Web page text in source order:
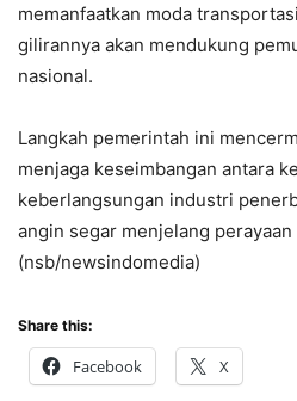
memanfaatkan moda
gilirannya akan mendukung
nasional.
Langkah pemerintah ini
menjaga keseimbangan antara
keberlangsungan industri
angin segar menjelang
(nsb/newsindomedia)
Share this:
Facebook X